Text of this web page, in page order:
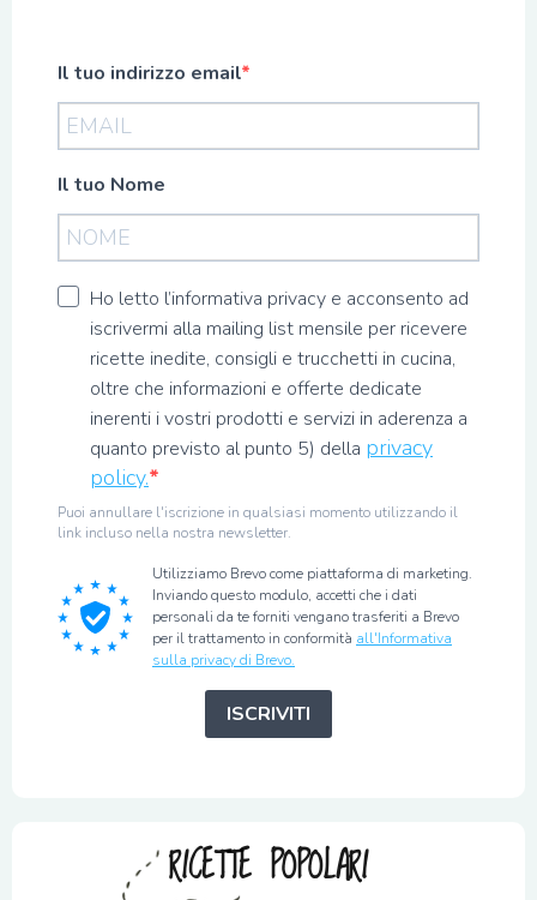
Il tuo indirizzo email
Il tuo Nome
Ho letto l’informativa privacy e acconsento ad
iscrivermi alla mailing list mensile per ricevere
ricette inedite, consigli e trucchetti in cucina,
oltre che informazioni e offerte dedicate
inerenti i vostri prodotti e servizi in aderenza a
quanto previsto al punto 5) della privacy
policy.
Puoi annullare l'iscrizione in qualsiasi momento utilizzando il
link incluso nella nostra newsletter.
Utilizziamo Brevo come piattaforma di marketing.
Inviando questo modulo, accetti che i dati
personali da te forniti vengano trasferiti a Brevo
per il trattamento in conformità all'Informativa
sulla privacy di Brevo.
ISCRIVITI
RICETTE POPOLARI